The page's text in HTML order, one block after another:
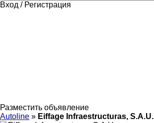
Вход / Регистрация
Разместить объявление
Autoline » Eiffage Infraestructuras, S.A.U.